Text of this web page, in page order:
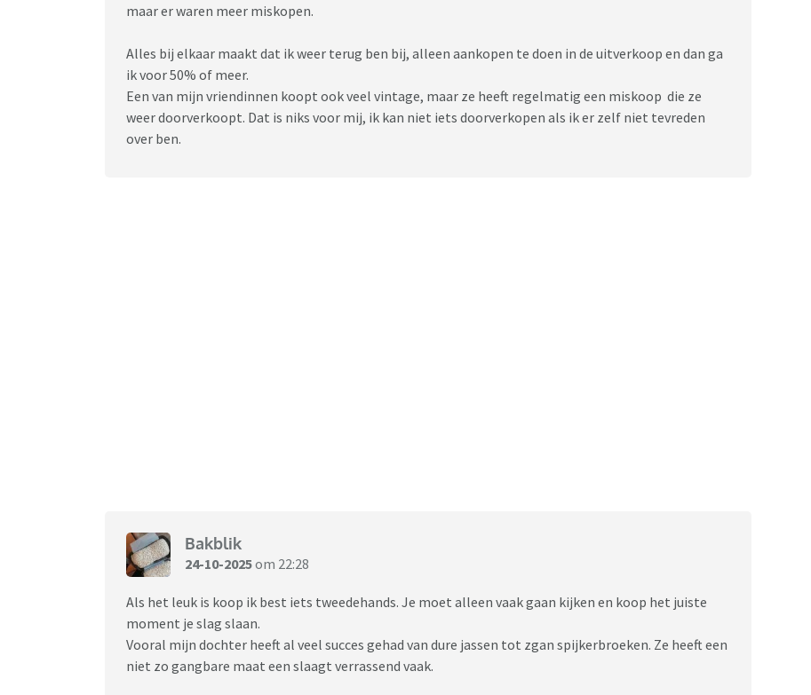
maar er waren meer miskopen.
Alles bij elkaar maakt dat ik weer terug ben bij, alleen aankopen te doen in de uitverkoop en dan ga
ik voor 50% of meer.
Een van mijn vriendinnen koopt ook veel vintage, maar ze heeft regelmatig een miskoop die ze
weer doorverkoopt. Dat is niks voor mij, ik kan niet iets doorverkopen als ik er zelf niet tevreden
over ben.
Bakblik
24-10-2025om 22:28
Als het leuk is koop ik best iets tweedehands. Je moet alleen vaak gaan kijken en koop het juiste
moment je slag slaan.
Vooral mijn dochter heeft al veel succes gehad van dure jassen tot zgan spijkerbroeken. Ze heeft een
niet zo gangbare maat een slaagt verrassend vaak.